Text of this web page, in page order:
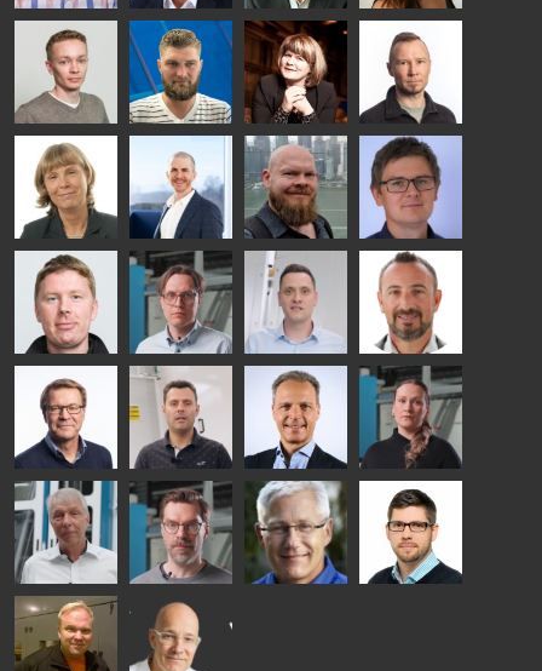
Taneli
Ylinen
HEAT
TREATMENT
SOLUTIONS
- GLASTON
Uwe Risle
INSULATING
GLASS
TECHNOLOGY
- GLASTON
Mauri
Saksala
Mar
Garrido
Kalle
Kaijanen
Kuusela
GLASTON
Anna
Holmqvist
GLASTON
Jukka
Immonen
HEAT
TREATMENT
SOLUTIONS
- GLASTON
AgnetaS
COMMUNICATIONS
- GLASTON
Robert
Jenks
Pekka
Lyytikainen
Gennadi
Schadrin
GLASTON
Mikko
Rantala
Antti
Lehtokannas
Matthias
Fenske
Bertrand
Cazes
Simo
Salminen
GLASTON
FINLAND OY
Flavio
Martinho
Peter
Nischwitz
GLASTON
Alessa
Koskinen
Ralf
Wolter
Sakari
Palokangas